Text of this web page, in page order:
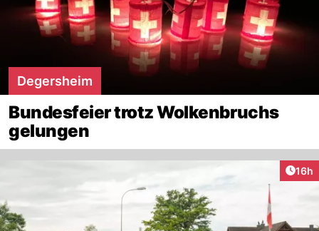
Degersheim
Bundesfeier trotz Wolkenbruchs
gelungen
16h